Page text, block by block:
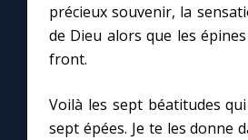
précieux souvenir, la
de Dieu alors que les
front.
Voilà les sept béatitudes
sept épées. Je te les donne